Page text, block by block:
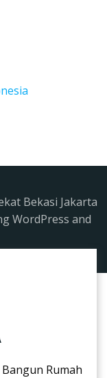
Bekasi Jakarta
WordPress and
Bangun Rumah